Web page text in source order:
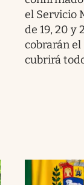
el Servicio
de 19, 20 y
cobrarán
cubrirá